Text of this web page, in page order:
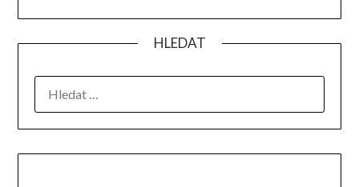
HLEDAT